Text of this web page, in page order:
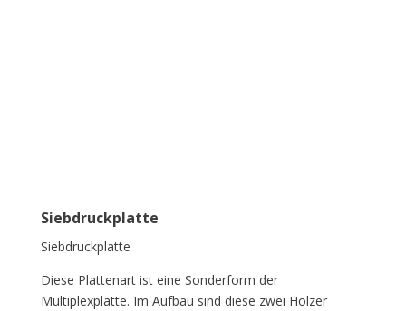
Siebdruckplatte
Siebdruckplatte
Diese Plattenart ist eine Sonderform der
Multiplexplatte. Im Aufbau sind diese zwei Hölzer